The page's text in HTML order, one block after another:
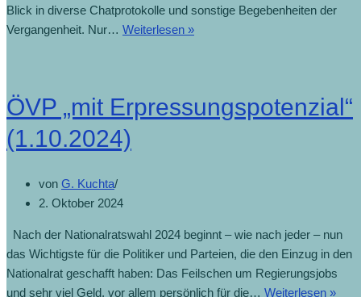
Blick in diverse Chatprotokolle und sonstige Begebenheiten der
Vergangenheit. Nur… Weiterlesen »
ausgrenzen?
ÖVP „mit Erpressungspotenzial“
(1.10.2024)
von G. Kuchta
2. Oktober 2024
Nach der Nationalratswahl 2024 beginnt – wie nach jeder – nun
das Wichtigste für die Politiker und Parteien, die den Einzug in den
Nationalrat geschafft haben: Das Feilschen um Regierungsjobs
und sehr viel Geld, vor allem persönlich für die… Weiterlesen »